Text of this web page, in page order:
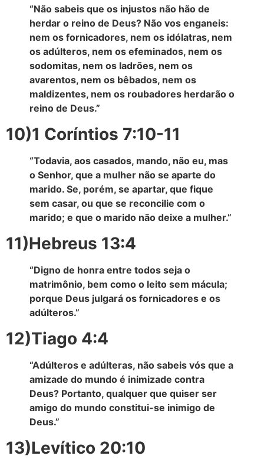
“Não sabeis que os injustos não hão de
herdar o reino de Deus? Não vos enganeis:
nem os fornicadores, nem os idólatras, nem
os adúlteros, nem os efeminados, nem os
sodomitas, nem os ladrões, nem os
avarentos, nem os bêbados, nem os
maldizentes, nem os roubadores herdarão o
reino de Deus.”
10)1 Coríntios 7:10-11
“Todavia, aos casados, mando, não eu, mas
o Senhor, que a mulher não se aparte do
marido. Se, porém, se apartar, que fique
sem casar, ou que se reconcilie com o
marido; e que o marido não deixe a mulher.”
11)Hebreus 13:4
“Digno de honra entre todos seja o
matrimônio, bem como o leito sem mácula;
porque Deus julgará os fornicadores e os
adúlteros.”
12)Tiago 4:4
“Adúlteros e adúlteras, não sabeis vós que a
amizade do mundo é inimizade contra
Deus? Portanto, qualquer que quiser ser
amigo do mundo constitui-se inimigo de
Deus.”
13)Levítico 20:10